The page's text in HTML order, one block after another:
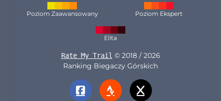
Poziom Zaawansowany Poziom Ekspert
Elita
Rate My Trail © 2018 / 2026
Ranking Biegaczy Górskich